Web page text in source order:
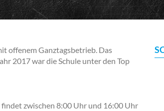
offenem Ganztagsbetrieb. Das
2017 war die Schule unter den Top
zwischen 8:00 Uhr und 16:00 Uhr